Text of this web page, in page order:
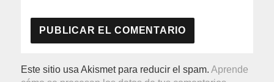
Este sitio usa Akismet para reducir el spam.Aprende